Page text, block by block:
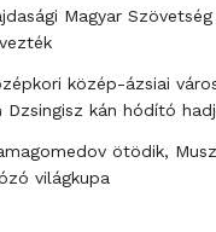
Magyar
közép-ázsiai
Dzsingisz kán hódító
ötödik,
világkupa